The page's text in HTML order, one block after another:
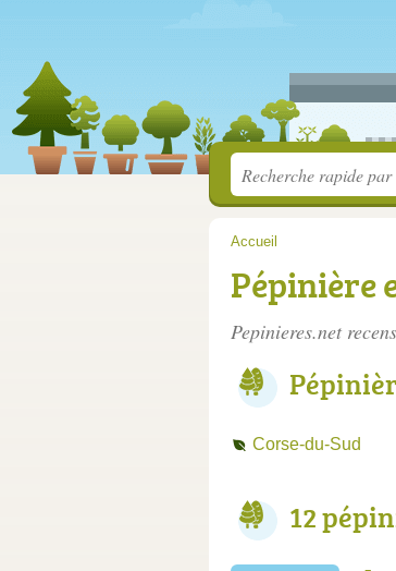
Accueil
Pépinière
Pepinieres.net
Corse-du-Sud
12